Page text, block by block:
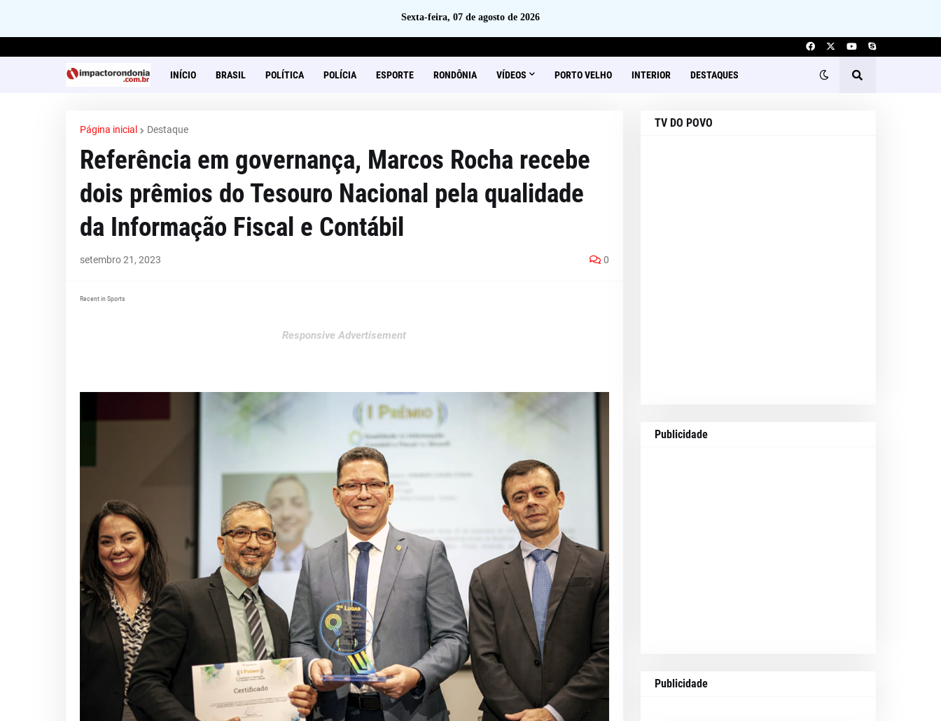
Sexta-feira, 07 de agosto de 2026
INÍCIO BRASIL POLÍTICA POLÍCIA ESPORTE RONDÔNIA VÍDEOS PORTO VELHO INTERIOR DESTAQUES
Página inicial Destaque
Referência em governança, Marcos Rocha recebe
dois prêmios do Tesouro Nacional pela qualidade
da Informação Fiscal e Contábil
setembro 21, 2023 0
Recent in Sports
Responsive Advertisement
TV DO POVO
Publicidade
Publicidade